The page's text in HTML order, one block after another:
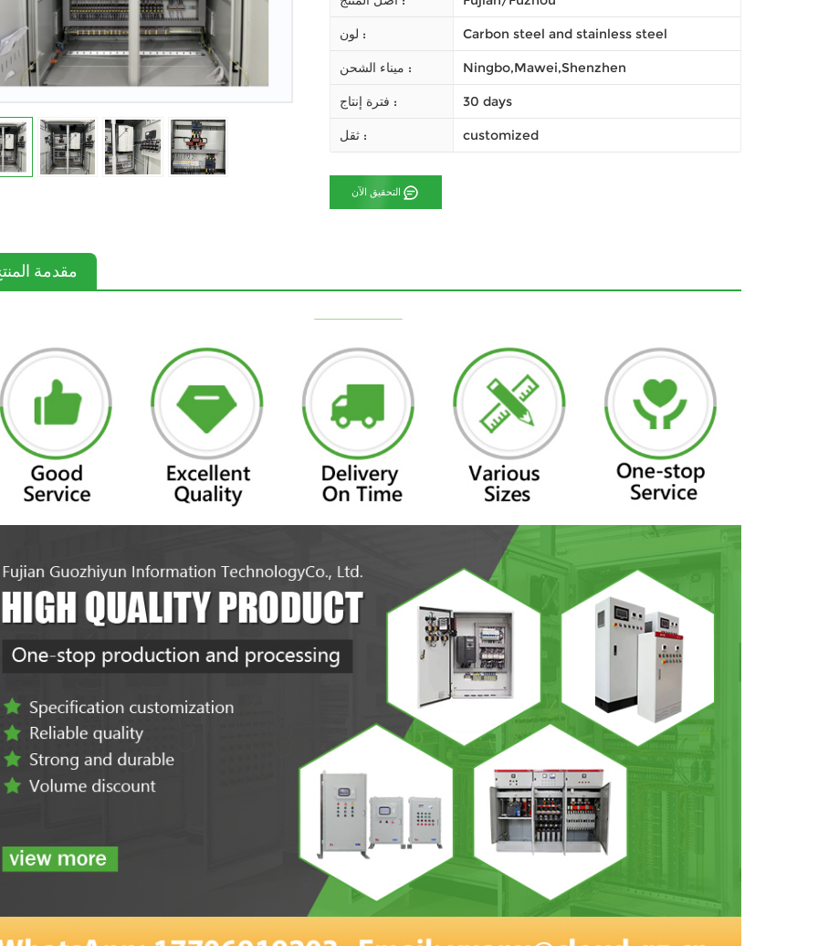
لون : Carbon steel and stainless steel
ميناء الشحن : Ningbo,Mawei,Shenzhen
فترة إنتاج : 30 days
ثقل : customized
التحقيق الآن
مقدمة